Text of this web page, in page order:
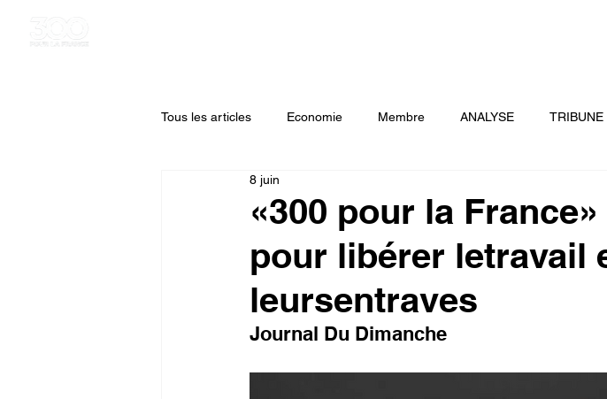
Tous les articles Economie Membre ANALYSE TRIBUNE
«300 pour la
pour libérer letravail
leursentraves
8 juin
Journal Du Dimanche